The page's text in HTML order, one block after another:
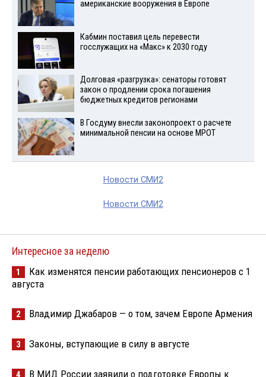
американские вооружения в Европе
Кабмин поставил цель перевести
госслужащих на «Макс» к 2030 году
Долговая «разгрузка»: сенаторы готовят
закон о продлении срока погашения
бюджетных кредитов регионами
В Госдуму внесли законопроект о расчете
минимальной пенсии на основе МРОТ
Новости СМИ2
Новости СМИ2
Интересное за неделю
1
Как изменятся пенсии работающих пенсионеров с 1
августа
2 Владимир Джабаров — о том, зачем Европе Армения
3 Законы, вступающие в силу в августе
4
В МИД России заявили о подготовке Европы к